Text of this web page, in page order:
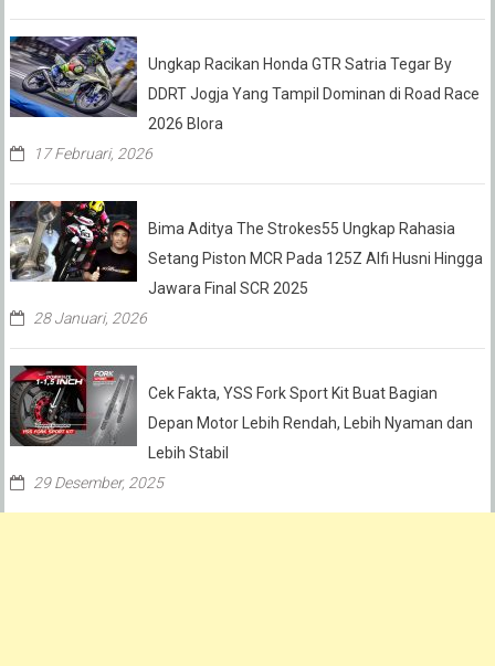
Ungkap Racikan Honda GTR Satria Tegar By
DDRT Jogja Yang Tampil Dominan di Road Race
2026 Blora
17 Februari, 2026
Bima Aditya The Strokes55 Ungkap Rahasia
Setang Piston MCR Pada 125Z Alfi Husni Hingga
Jawara Final SCR 2025
28 Januari, 2026
Cek Fakta, YSS Fork Sport Kit Buat Bagian
Depan Motor Lebih Rendah, Lebih Nyaman dan
Lebih Stabil
29 Desember, 2025